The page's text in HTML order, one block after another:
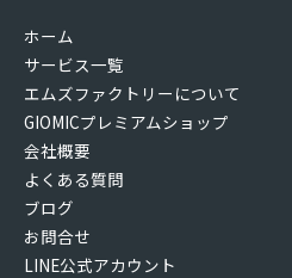
ホーム
サービス一覧
エムズファクトリーについて
GIOMICプレミアムショップ
会社概要
よくある質問
ブログ
お問合せ
LINE公式アカウント